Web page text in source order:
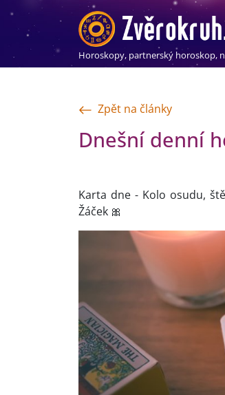
Horoskopy, partnerský horoskop,
Zpět na články
Dnešní denní
Karta dne - Kolo osudu,
Žáček 🎀